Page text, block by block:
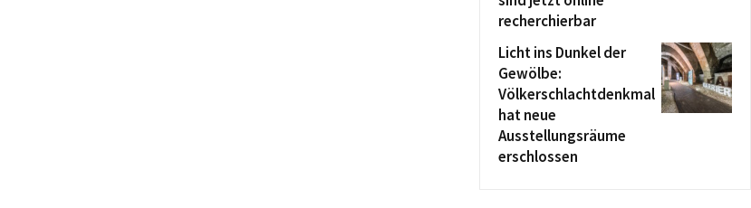
recherchierbar
Licht ins Dunkel der
Gewölbe:
Völkerschlachtdenkmal
hat neue
Ausstellungsräume
erschlossen